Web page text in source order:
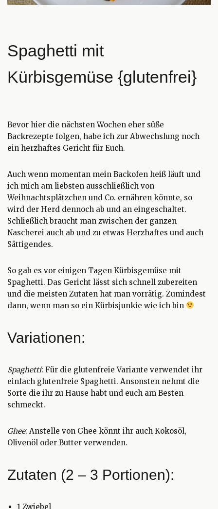
Spaghetti mit
Kürbisgemüse {glutenfrei}
Bevor hier die nächsten Wochen eher süße
Backrezepte folgen, habe ich zur Abwechslung noch
ein herzhaftes Gericht für Euch.
Auch wenn momentan mein Backofen heiß läuft und
ich mich am liebsten ausschließlich von
Weihnachtsplätzchen und Co. ernähren könnte, so
wird der Herd dennoch ab und an eingeschaltet.
Schließlich braucht man zwischen der ganzen
Nascherei auch ab und zu etwas Herzhaftes und auch
Sättigendes.
So gab es vor einigen Tagen Kürbisgemüse mit
Spaghetti. Das Gericht lässt sich schnell zubereiten
und die meisten Zutaten hat man vorrätig. Zumindest
dann, wenn man so ein Kürbisjunkie wie ich bin
Variationen:
Spaghetti: Für die glutenfreie Variante verwendet ihr
einfach glutenfreie Spaghetti. Ansonsten nehmt die
Sorte die ihr zu Hause habt und euch am Besten
schmeckt.
Ghee: Anstelle von Ghee könnt ihr auch Kokosöl,
Olivenöl oder Butter verwenden.
Zutaten (2 – 3 Portionen):
1 Zwiebel